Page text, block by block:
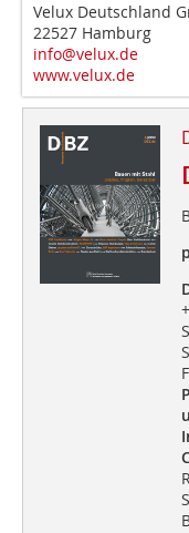
Velux Deutschland
22527 Hamburg
info@velux.de
www.velux.de